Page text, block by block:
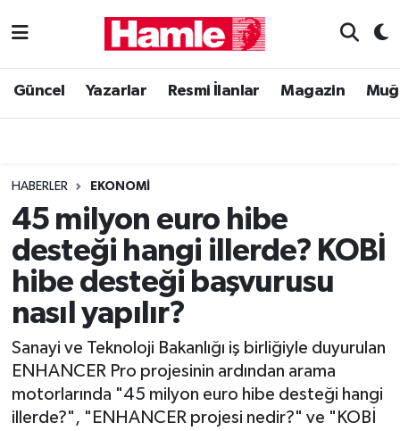
Güncel Yazarlar Resmi İlanlar Magazin
HABERLER EKONOMI
45 milyon euro hibe
desteği hangi illerde? KOBİ
hibe desteği başvurusu
nasıl yapılır?
Sanayi ve Teknoloji Bakanlığı iş birliğiyle duyurulan
ENHANCER Pro projesinin ardından arama
motorlarında "45 milyon euro hibe desteği hangi
illerde?", "ENHANCER projesi nedir?" ve "KOBİ
Güncel
Magazin
Muğla Haber
Siyaset
Muğla Nöbetçi Eczaneler
Muğla Trafik Yoğunluk Haritası
Süper Lig Puan Durumu ve Fikstür
Tüm Manşetler
Son Dakika Haberleri
Haber Arşivi